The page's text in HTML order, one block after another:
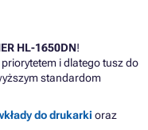
HL-1650DN!
i dlatego tusz do
standardom
do drukarki oraz